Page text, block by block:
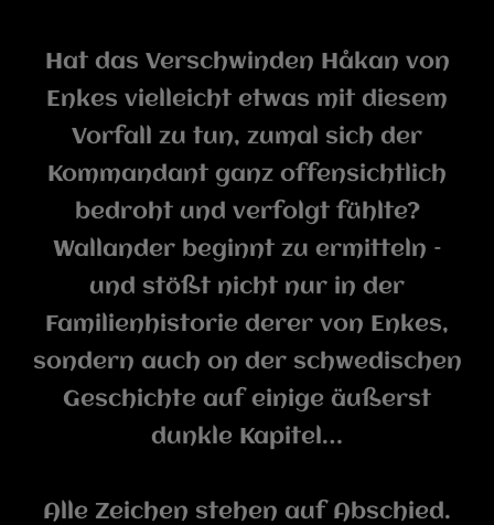
Hat das Verschwinden Håkan von
Enkes vielleicht etwas mit diesem
Vorfall zu tun, zumal sich der
Kommandant ganz offensichtlich
bedroht und verfolgt fühlte?
Wallander beginnt zu ermitteln –
und stößt nicht nur in der
Familienhistorie derer von Enkes,
sondern auch on der schwedischen
Geschichte auf einige äußerst
dunkle Kapitel…
Alle Zeichen stehen auf Abschied.